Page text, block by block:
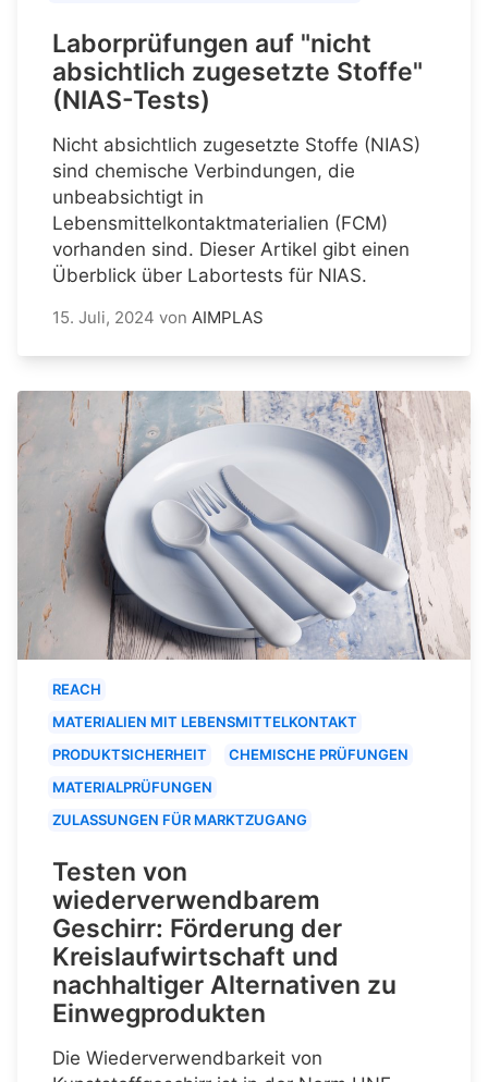
Laborprüfungen auf "nicht
absichtlich zugesetzte Stoffe"
(NIAS-Tests)
Nicht absichtlich zugesetzte Stoffe (NIAS)
sind chemische Verbindungen, die
unbeabsichtigt in
Lebensmittelkontaktmaterialien (FCM)
vorhanden sind. Dieser Artikel gibt einen
Überblick über Labortests für NIAS.
15. Juli, 2024 von AIMPLAS
REACH
MATERIALIEN MIT LEBENSMITTELKONTAKT
PRODUKTSICHERHEIT
CHEMISCHE PRÜFUNGEN
MATERIALPRÜFUNGEN
ZULASSUNGEN FÜR MARKTZUGANG
Testen von
wiederverwendbarem
Geschirr: Förderung der
Kreislaufwirtschaft und
nachhaltiger Alternativen zu
Einwegprodukten
Die Wiederverwendbarkeit von